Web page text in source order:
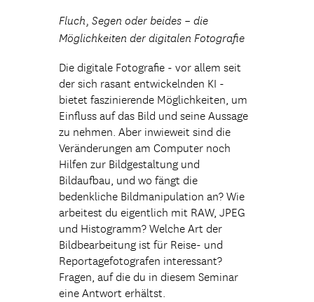
Fluch, Segen oder beides – die
Möglichkeiten der digitalen Fotografie
Die digitale Fotografie - vor allem seit
der sich rasant entwickelnden KI -
bietet faszinierende Möglichkeiten, um
Einfluss auf das Bild und seine Aussage
zu nehmen. Aber inwieweit sind die
Veränderungen am Computer noch
Hilfen zur Bildgestaltung und
Bildaufbau, und wo fängt die
bedenkliche Bildmanipulation an? Wie
arbeitest du eigentlich mit RAW, JPEG
und Histogramm? Welche Art der
Bildbearbeitung ist für Reise- und
Reportagefotografen interessant?
Fragen, auf die du in diesem Seminar
eine Antwort erhältst.